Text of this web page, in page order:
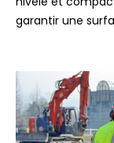
garantir une